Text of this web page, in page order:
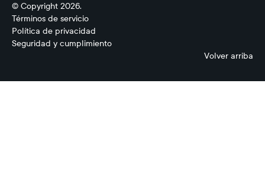
© Copyright 2026.
Términos de servicio
Política de privacidad
Seguridad y cumplimiento
Volver arriba